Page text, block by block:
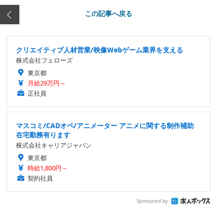
この記事へ戻る
クリエイティブ人材営業/映像Webゲーム業界を支える
株式会社フェローズ
東京都
月給29万円～
正社員
マスコミ/CADオペ/アニメーター アニメに関する制作補助
在宅勤務有ります
株式会社キャリアジャパン
東京都
時給1,800円～
契約社員
Sponsored by